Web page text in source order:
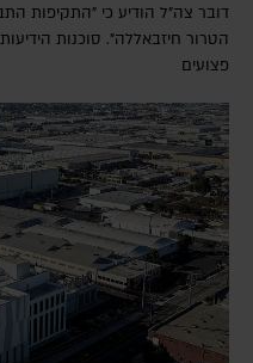
דובר צה"ל הודיע כי "התקיפות
פצועים